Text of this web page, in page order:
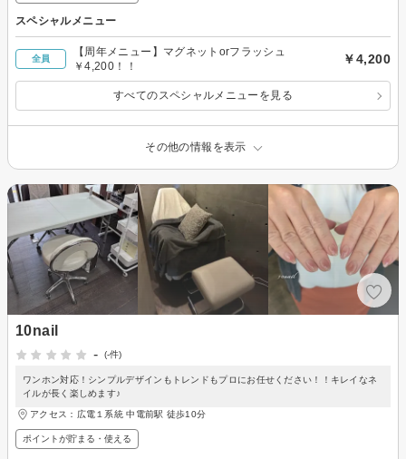
スペシャルメニュー
全員
【周年メニュー】マグネットorフラッシュ
￥4,200！！
￥4,200
すべてのスペシャルメニューを見る
その他の情報を表示
10nail
-
(-件)
ワンホン対応！シンプルデザインもトレンドもプロにお任せください！！キレイなネ
イルが長く楽しめます♪
アクセス：広電１系統 中電前駅 徒歩10分
ポイントが貯まる・使える